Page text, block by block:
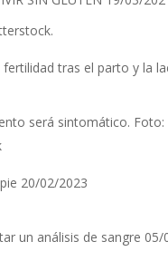
tras el parto y la
20/02/2023
un análisis de sangre 05/